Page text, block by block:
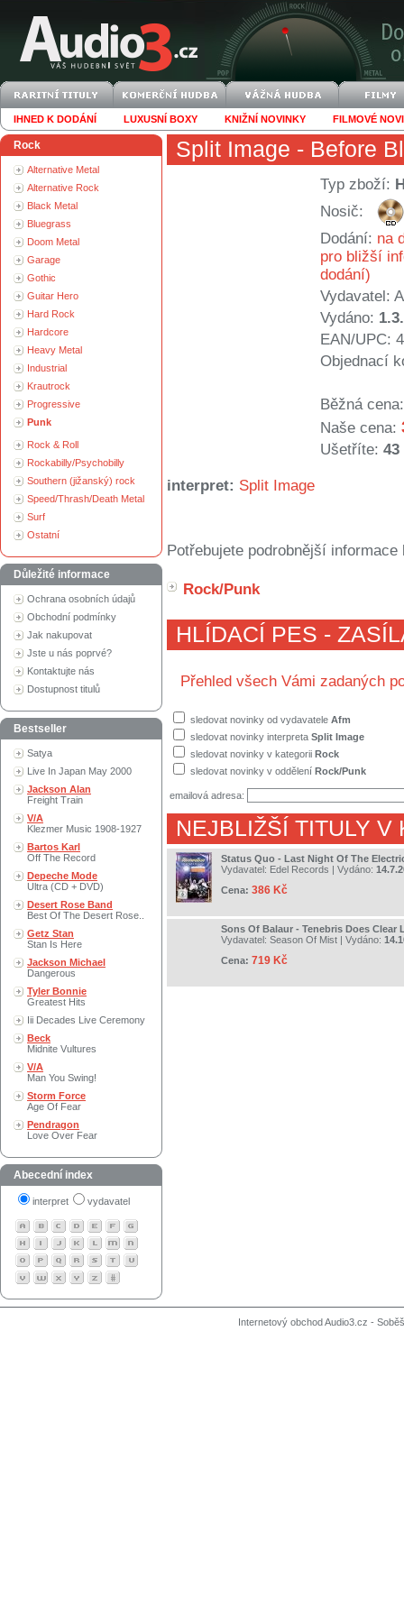
IHNED K DODÁNÍ LUXUSNÍ BOXY KNIŽNÍ NOVINKY FILMOVÉ
Rock
Alternative Metal
Alternative Rock
Black Metal
Bluegrass
Doom Metal
Garage
Gothic
Guitar Hero
Hard Rock
Hardcore
Heavy Metal
Industrial
Krautrock
Progressive
Punk
Rock & Roll
Rockabilly/Psychobilly
Southern (jižanský) rock
Speed/Thrash/Death Metal
Surf
Ostatní
Důležité informace
Ochrana osobních údajů
Obchodní podmínky
Jak nakupovat
Jste u nás poprvé?
Kontaktujte nás
Dostupnost titulů
Bestseller
Satya
Live In Japan May 2000
Jackson Alan
Freight Train
V/A
Klezmer Music 1908-1927
Bartos Karl
Off The Record
Depeche Mode
Ultra (CD + DVD)
Desert Rose Band
Best Of The Desert Rose..
Getz Stan
Stan Is Here
Jackson Michael
Dangerous
Tyler Bonnie
Greatest Hits
Iii Decades Live Ceremony
Beck
Midnite Vultures
V/A
Man You Swing!
Storm Force
Age Of Fear
Pendragon
Love Over Fear
Abecední index
interpret vydavatel
Split Image - Before
Typ zboží:
Nosič:
Dodání: na
pro bližší
dodání)
Vydavatel:
Vydáno:
EAN/UPC:
Objednací
Běžná cena:
Naše cena:
Ušetříte: 43
interpret: Split Image
Potřebujete podrobnější
Rock/Punk
HLÍDACÍ PES -
Přehled všech Vámi zadaných
sledovat novinky od vydavatele Afm
sledovat novinky interpreta Split Image
sledovat novinky v kategorii Rock
sledovat novinky v oddělení Rock/Punk
emailová adresa:
NEJBLIŽŠÍ TITULY V
Status Quo - Last Night Of The
Vydavatel: Edel Records | Vydáno:
Cena: 386 Kč
Sons Of Balaur - Tenebris Does Clear
Vydavatel: Season Of Mist | Vydáno:
Cena: 719 Kč
Internetový obchod Audio3.cz -